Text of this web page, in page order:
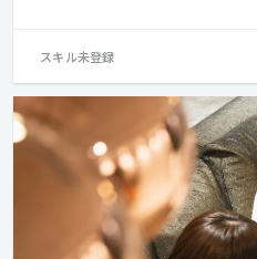
スキル未登録